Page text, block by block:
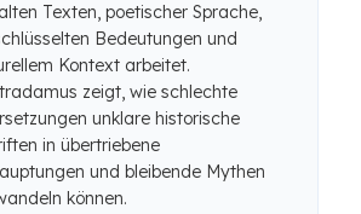
Texten, poetischer Sprache,
Bedeutungen und
Kontext arbeitet.
zeigt, wie schlechte
unklare historische
in übertriebene
und bleibende Mythen
können.